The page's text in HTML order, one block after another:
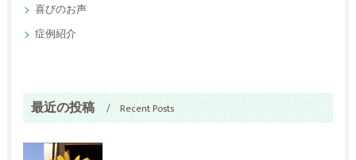
喜びのお声
症例紹介
最近の投稿 Recent Posts